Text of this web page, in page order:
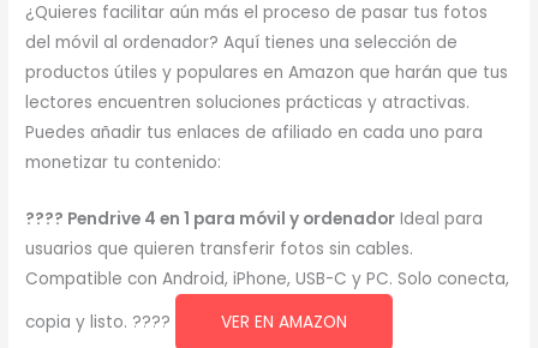
¿Quieres facilitar aún más el proceso de pasar tus fotos
del móvil al ordenador? Aquí tienes una selección de
productos útiles y populares en Amazon que harán que tus
lectores encuentren soluciones prácticas y atractivas.
Puedes añadir tus enlaces de afiliado en cada uno para
monetizar tu contenido:
???? Pendrive 4 en 1 para móvil y ordenador Ideal para
usuarios que quieren transferir fotos sin cables.
Compatible con Android, iPhone, USB-C y PC. Solo conecta,
copia y listo. ????
VER EN AMAZON